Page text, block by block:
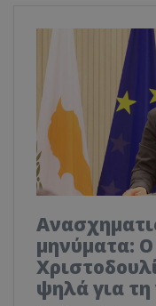
μηνύματα:
ψηλά για